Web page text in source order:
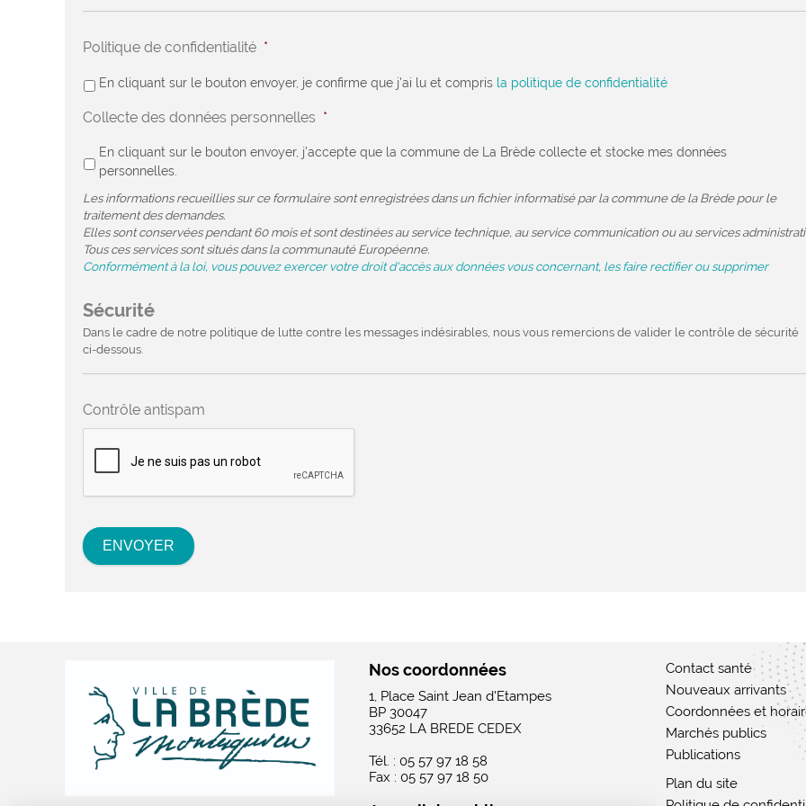
Politique de confidentialité *
En cliquant sur le bouton envoyer, je confirme que j'ai lu et compris la politique de confidentialité
Collecte des données personnelles *
En cliquant sur le bouton envoyer, j'accepte que la commune de La Brède collecte et stocke mes données
personnelles.
Les informations recueillies sur ce formulaire sont enregistrées dans un fichier informatisé par la commune de la Brède pour le
traitement des demandes.
Elles sont conservées pendant 60 mois et sont destinées au service technique, au service communication ou au services
Tous ces services sont situés dans la communauté Européenne.
Conformément à la loi, vous pouvez exercer votre droit d'accès aux données vous concernant, les faire rectifier ou supprimer
Sécurité
Dans le cadre de notre politique de lutte contre les messages indésirables, nous vous remercions de valider le contrôle de sécurité
ci-dessous.
Contrôle antispam
Nos coordonnées
1, Place Saint Jean d'Etampes
BP 30047
33652 LA BREDE CEDEX
Tél. : 05 57 97 18 58
Fax : 05 57 97 18 50
Contact santé
Nouveaux arrivants
Coordonnées et
Marchés publics
Publications
Plan du site